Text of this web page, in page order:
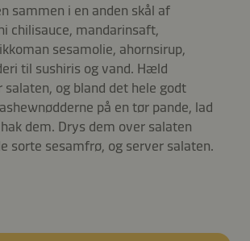
sammen i en anden skål af
chilisauce, mandarinsaft,
sesamolie, ahornsirup,
til sushiris og vand. Hæld
salaten, og bland det hele godt
på en tør pande, lad
dem. Drys dem over salaten
sorte sesamfrø, og server salaten.